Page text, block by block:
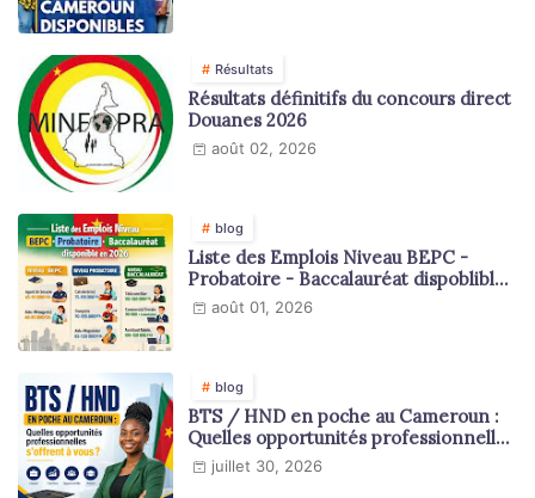
Résultats
Résultats définitifs du concours direct
Douanes 2026
août 02, 2026
blog
Liste des Emplois Niveau BEPC -
Probatoire - Baccalauréat dispoblible
en 2026
août 01, 2026
blog
BTS / HND en poche au Cameroun :
Quelles opportunités professionnelles
s'offrent à vous ?
juillet 30, 2026